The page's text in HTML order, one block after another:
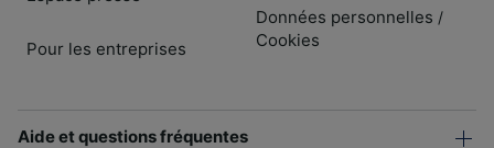
Pour les entreprises
Données personnelles /
Cookies
Aide et questions fréquentes